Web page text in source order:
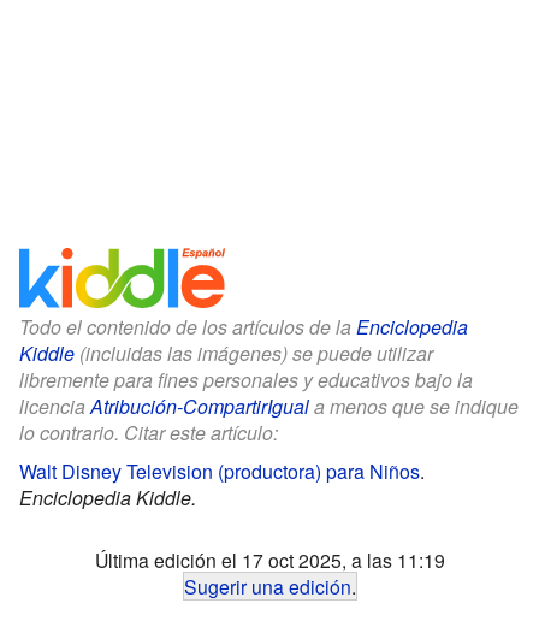
Todo el contenido de los artículos de la Enciclopedia
Kiddle (incluidas las imágenes) se puede utilizar
libremente para fines personales y educativos bajo la
licenciaAtribución-CompartirIguala menos que se indique
lo contrario. Citar este artículo:
Walt Disney Television (productora) para Niños.
Enciclopedia Kiddle.
Última edición el 17 oct 2025, a las 11:19
Sugerir una edición.